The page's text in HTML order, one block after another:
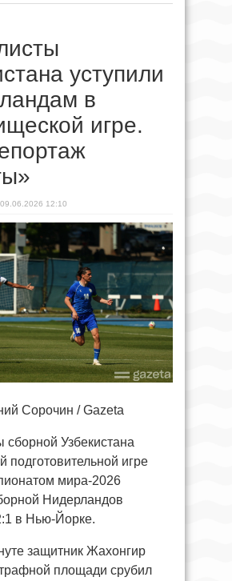
уступили
в
игре.
09.06.2026 12:10
Сорочин / Gazeta
сборной Узбекистана
подготовительной игре
мира-2026
Нидерландов
в Нью-Йорке.
защитник Жахонгир
площади срубил